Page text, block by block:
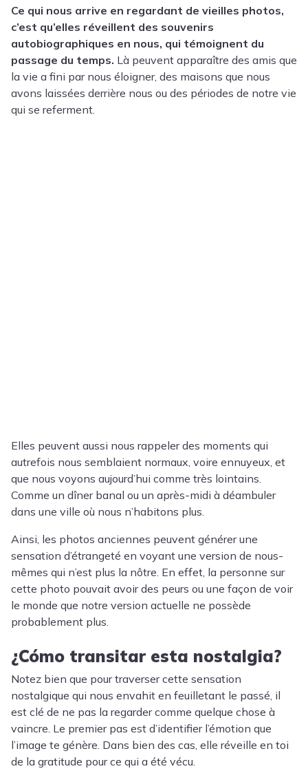
Ce qui nous arrive en regardant de vieilles photos,
c’est qu’elles réveillent des souvenirs
autobiographiques en nous, qui témoignent du
passage du temps. Là peuvent apparaître des amis que
la vie a fini par nous éloigner, des maisons que nous
avons laissées derrière nous ou des périodes de notre vie
qui se referment.
Elles peuvent aussi nous rappeler des moments qui
autrefois nous semblaient normaux, voire ennuyeux, et
que nous voyons aujourd’hui comme très lointains.
Comme un dîner banal ou un après-midi à déambuler
dans une ville où nous n’habitons plus.
Ainsi, les photos anciennes peuvent générer une
sensation d’étrangeté en voyant une version de nous-
mêmes qui n’est plus la nôtre. En effet, la personne sur
cette photo pouvait avoir des peurs ou une façon de voir
le monde que notre version actuelle ne possède
probablement plus.
¿Cómo transitar esta nostalgia?
Notez bien que pour traverser cette sensation
nostalgique qui nous envahit en feuilletant le passé, il
est clé de ne pas la regarder comme quelque chose à
vaincre. Le premier pas est d’identifier l’émotion que
l’image te génère. Dans bien des cas, elle réveille en toi
de la gratitude pour ce qui a été vécu.